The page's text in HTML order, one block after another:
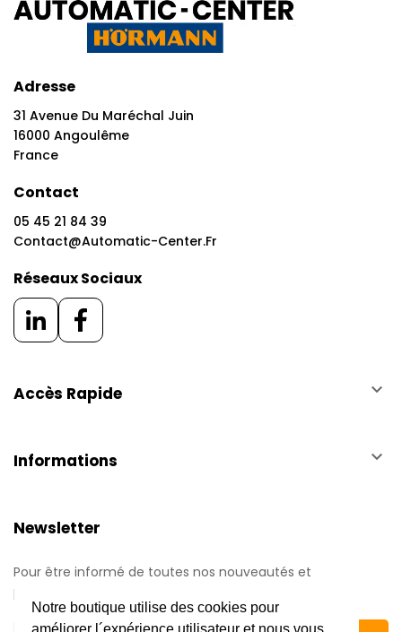
Notre boutique utilise des cookies pour
améliorer l´expérience utilisateur et nous vous
Adresse
31 Avenue Du Maréchal Juin
16000 Angoulême
France
Contact
05 45 21 84 39
Contact@automatic-Center.fr
Réseaux Sociaux
Accès Rapide keyboard_arrow_down
Informations keyboard_arrow_down
Newsletter
Pour être informé de toutes nos nouveautés et
promotions.